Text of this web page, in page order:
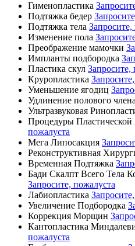
Гименопластика
Подтяжка бедер
Подтяжка тела Запросите,
Изменение пола
Преображение мамочки
Импланты подбородка
Пластика скул Запросите,
Круропластика
Уменьшение ягодиц
Удлинение полового члена
Ультразвуковая
Процедуры
пожалуста
Мега Липосакция
Реконструктивная
Временная Подтяжка
Бади Скалпт Всего Тела
Запросите, пожалуста
Лабиопластика
Увеличение Подбородка
Коррекция Морщин
Кантопластика
пожалуста